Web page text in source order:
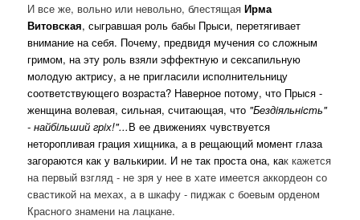
И все же, вольно или невольно, блестящая Ирма
Витовская, сыгравшая роль бабы Прыси, перетягивает
внимание на себя. Почему, предвидя мучения со сложным
гримом, на эту роль взяли эффектную и сексапильную
молодую актрису, а не пригласили исполнительницу
соответствующего возраста? Наверное потому, что Прыся -
женщина волевая, сильная, считающая, что "Бездiяльнicть"
- найбiльший грiх!"...В ее движениях чувствуется
неторопливая грация хищника, а в рещающий момент глаза
загораются как у валькирии. И не так проста она, как кажется
на первый взгляд - не зря у нее в хате имеется аккордеон со
свастикой на мехах, а в шкафу - пиджак с боевым орденом
Красного знамени на лацкане.